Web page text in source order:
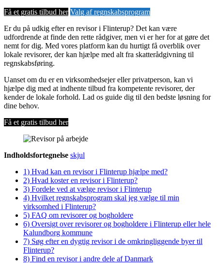
Få et gratis tilbud her Valg af regnskabsprogram
Er du på udkig efter en revisor i Flinterup? Det kan være
udfordrende at finde den rette rådgiver, men vi er her for at gøre det
nemt for dig. Med vores platform kan du hurtigt få overblik over
lokale revisorer, der kan hjælpe med alt fra skatterådgivning til
regnskabsføring.
Uanset om du er en virksomhedsejer eller privatperson, kan vi
hjælpe dig med at indhente tilbud fra kompetente revisorer, der
kender de lokale forhold. Lad os guide dig til den bedste løsning for
dine behov.
Få et gratis tilbud her
Indholdsfortegnelse skjul
1) Hvad kan en revisor i Flinterup hjælpe med?
2) Hvad koster en revisor i Flinterup?
3) Fordele ved at vælge revisor i Flinterup
4) Hvilket regnskabsprogram skal jeg vælge til min
virksomhed i Flinterup?
5) FAQ om revisorer og bogholdere
6) Oversigt over revisorer og bogholdere i Flinterup eller hele
Kalundborg kommune
7) Søg efter en dygtig revisor i de omkringliggende byer til
Flinterup?
8) Find en revisor i andre dele af Danmark